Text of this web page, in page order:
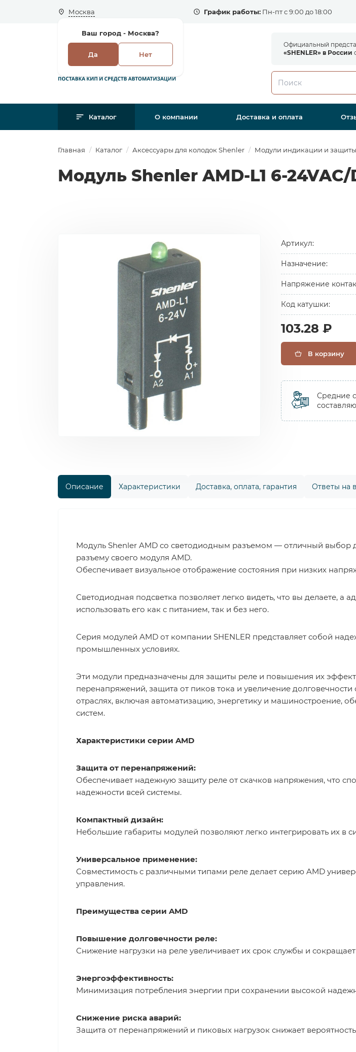
Москва
Ваш город - Москва?
Да Нет
График работы:Пн-пт с 9:00 до 18:00
Официальный
«SHENLER» в России
Каталог О компании Доставка и оплата
Главная Каталог Аксессуары для колодок Shenler Модули индикации и защиты
Модуль Shenler AMD-L1 6-24VAC/
Артикул:
Назначение:
Напряжение
Код катушки:
103.28 ₽
В корзину
Средние
Описание Характеристики Доставка, оплата, гарантия Ответы на
Модуль Shenler AMD со светодиодным разъемом — отличный выбор
разъему своего модуля AMD.
Обеспечивает визуальное отображение состояния при низких
Светодиодная подсветка позволяет легко видеть, что вы делаете, а
использовать его как с питанием, так и без него.
Серия модулей AMD от компании SHENLER представляет собой
промышленных условиях.
Эти модули предназначены для защиты реле и повышения их
перенапряжений, защита от пиков тока и увеличение
отраслях, включая автоматизацию, энергетику и машиностроение,
систем.
Характеристики серии AMD
Защита от перенапряжений:
Обеспечивает надежную защиту реле от скачков напряжения, что
надежности всей системы.
Компактный дизайн:
Небольшие габариты модулей позволяют легко интегрировать их в
Универсальное применение:
Совместимость с различными типами реле делает серию AMD
управления.
Преимущества серии AMD
Повышение долговечности реле:
Снижение нагрузки на реле увеличивает их срок службы и
Энергоэффективность:
Минимизация потребления энергии при сохранении высокой
Снижение риска аварий:
Защита от перенапряжений и пиковых нагрузок снижает